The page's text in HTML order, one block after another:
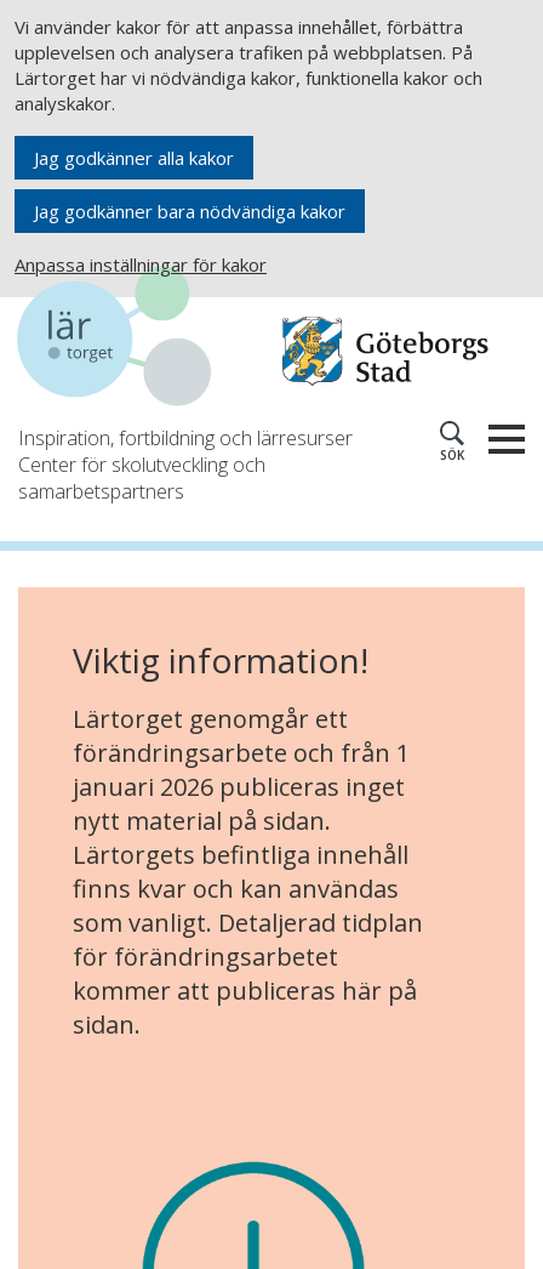
Vi använder kakor för att anpassa innehållet, förbättra
upplevelsen och analysera trafiken på webbplatsen. På
Lärtorget har vi nödvändiga kakor, funktionella kakor och
analyskakor.
Jag godkänner alla kakor
Jag godkänner bara nödvändiga kakor
Anpassa inställningar för kakor
Inspiration, fortbildning och lärresurser
Center för skolutveckling och
samarbetspartners
SÖK
Viktig information!
Lärtorget genomgår ett
förändringsarbete och från 1
januari 2026 publiceras inget
nytt material på sidan.
Lärtorgets befintliga innehåll
finns kvar och kan användas
som vanligt. Detaljerad tidplan
för förändringsarbetet
kommer att publiceras här på
sidan.